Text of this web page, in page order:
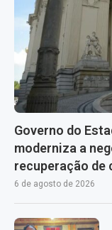
Governo do
moderniza a
recuperação
6 de agosto de 2026